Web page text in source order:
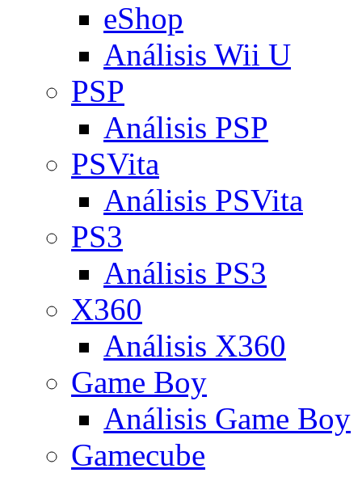
eShop
Análisis Wii U
PSP
Análisis PSP
PSVita
Análisis PSVita
PS3
Análisis PS3
X360
Análisis X360
Game Boy
Análisis Game Boy
Gamecube